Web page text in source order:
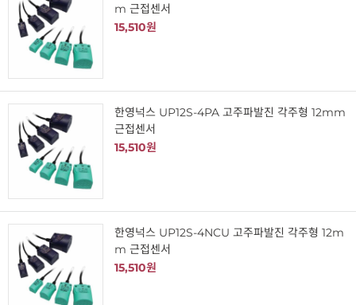
m 근접센서
15,510원
한영넉스 UP12S-4PA 고주파발진 각주형 12mm
근접센서
15,510원
한영넉스 UP12S-4NCU 고주파발진 각주형 12m
m 근접센서
15,510원